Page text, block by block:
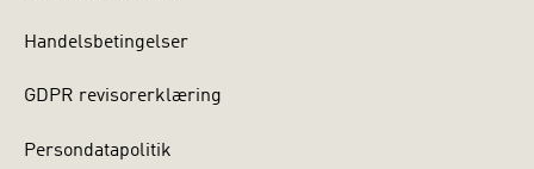
Handelsbetingelser
GDPR revisorerklæring
Persondatapolitik